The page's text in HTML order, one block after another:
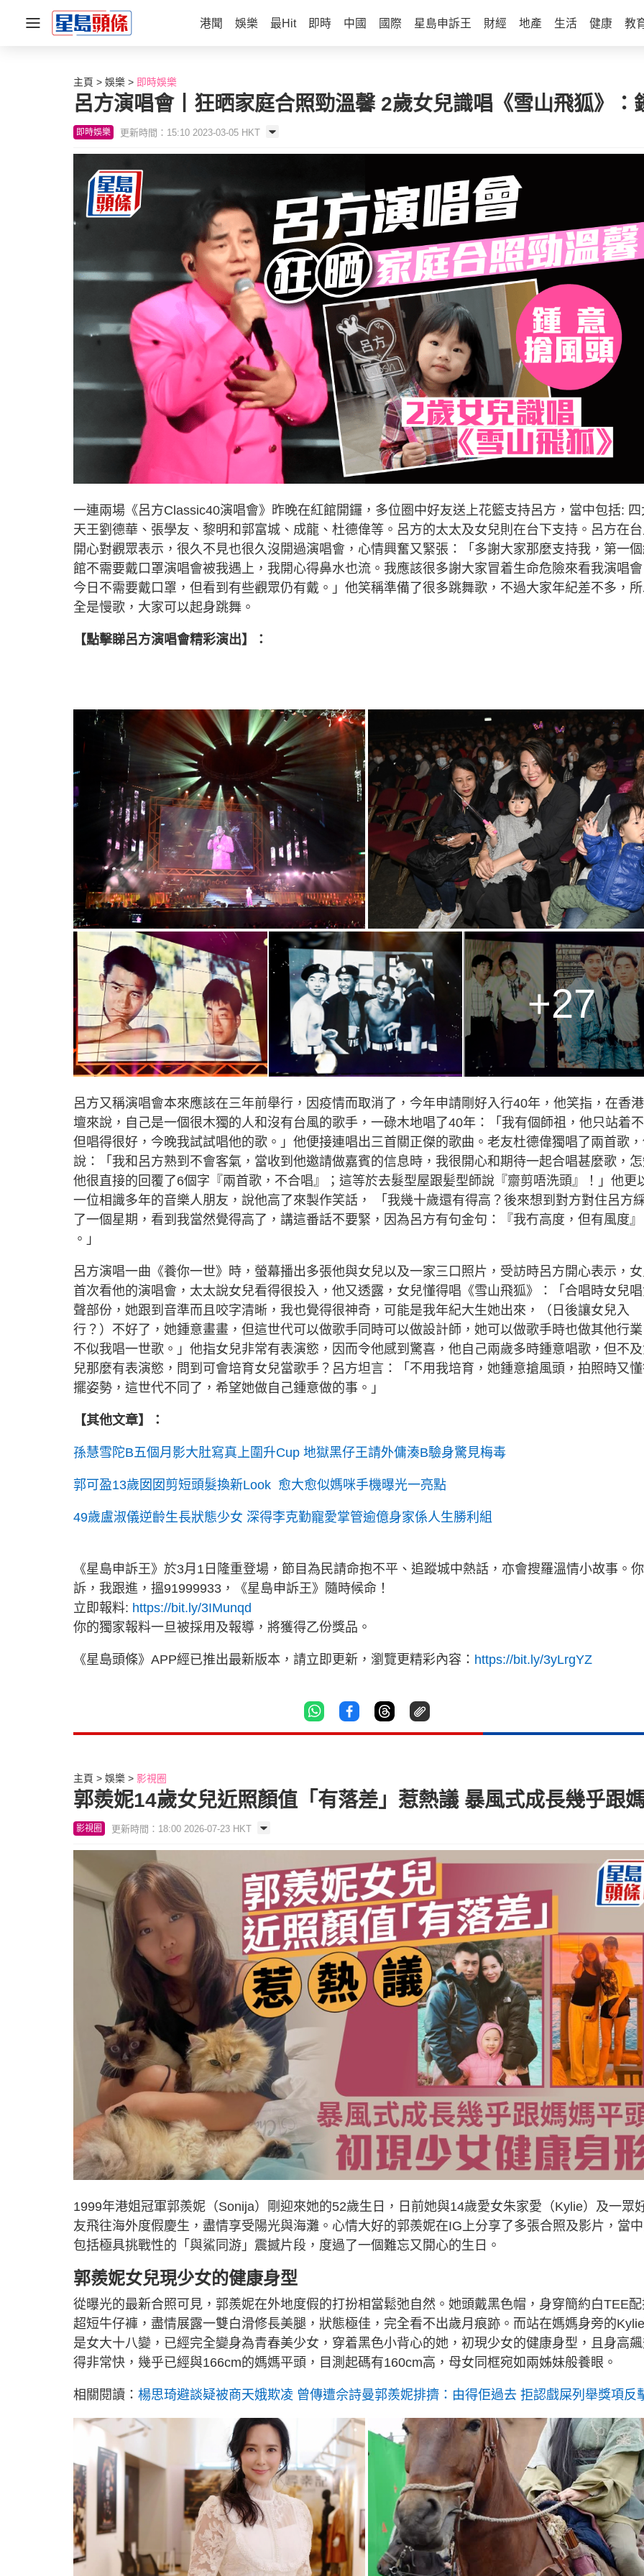
港聞 娛樂 最Hit 即時 中國 國際 星島申訴王 財經 地產 生活 健康 教
主頁 娛樂 即時娛樂
呂方演唱會丨狂晒家庭合照勁溫馨 2歲女兒識唱《雪山飛狐》：
即時娛樂 更新時間：15:10 2023-03-05 HKT
一連兩場《呂方Classic40演唱會》昨晚在紅館開鑼，多位圈中好友送上花籃支持呂方，當中包括: 四
天王劉德華、張學友、黎明和郭富城、成龍、杜德偉等。呂方的太太及女兒則在台下支持。呂方在
開心對觀眾表示，很久不見也很久沒開過演唱會，心情興奮又緊張：「多謝大家那麼支持我，第一
館不需要戴口罩演唱會被我遇上，我開心得鼻水也流。我應該很多謝大家冒着生命危險來看我演唱會
今日不需要戴口罩，但看到有些觀眾仍有戴。」他笑稱準備了很多跳舞歌，不過大家年紀差不多，
全是慢歌，大家可以起身跳舞。
【點擊睇呂方演唱會精彩演出】：
+27
呂方又稱演唱會本來應該在三年前舉行，因疫情而取消了，今年申請剛好入行40年，他笑指，在香
壇來說，自己是一個很木獨的人和沒有台風的歌手，一碌木地唱了40年：「我有個師祖，他只站着
但唱得很好，今晚我試試唱他的歌。」他便接連唱出三首關正傑的歌曲。老友杜德偉獨唱了兩首歌
說：「我和呂方熟到不會客氣，當收到他邀請做嘉賓的信息時，我很開心和期待一起合唱甚麼歌，怎
他很直接的回覆了6個字『兩首歌，不合唱』；這等於去髮型屋跟髪型師說『齋剪唔洗頭』！」他更
一位相識多年的音樂人朋友，說他高了來製作笑話， 「我幾十歲還有得高？後來想到對方對住呂方
了一個星期，看到我當然覺得高了，講這番話不要緊，因為呂方有句金句：『我冇高度，但有風度』
。」
呂方演唱一曲《養你一世》時，螢幕播出多張他與女兒以及一家三口照片，受訪時呂方開心表示，
首次看他的演唱會，太太說女兒看得很投入，他又透露，女兒懂得唱《雪山飛狐》：「合唱時女兒
聲部份，她跟到音準而且咬字清晰，我也覺得很神奇，可能是我年紀大生她出來，（日後讓女兒入
行？）不好了，她鍾意畫畫，但這世代可以做歌手同時可以做設計師，她可以做歌手時也做其他行業
不似我唱一世歌。」他指女兒非常有表演慾，因而令他感到驚喜，他自己兩歲多時鍾意唱歌，但不
兒那麼有表演慾，問到可會培育女兒當歌手？呂方坦言：「不用我培育，她鍾意搶風頭，拍照時又
擺姿勢，這世代不同了，希望她做自己鍾意做的事。」
【其他文章】：
孫慧雪陀B五個月影大肚寫真上圍升Cup 地獄黑仔王請外傭湊B驗身驚見梅毒
郭可盈13歲囡囡剪短頭髮換新Look 愈大愈似媽咪手機曝光一亮點
49歲盧淑儀逆齡生長狀態少女 深得李克勤寵愛掌管逾億身家係人生勝利組
《星島申訴王》於3月1日隆重登場，節目為民請命抱不平、追蹤城中熱話，亦會搜羅溫情小故事。
訴，我跟進，搵91999933，《星島申訴王》隨時候命！
立即報料: https://bit.ly/3IMunqd
你的獨家報料一旦被採用及報導，將獲得乙份獎品。
《星島頭條》APP經已推出最新版本，請立即更新，瀏覽更精彩內容： https://bit.ly/3yLrgYZ
主頁 娛樂 影視圈
郭羨妮14歲女兒近照顏值「有落差」惹熱議 暴風式成長幾乎跟
影視圈 更新時間：18:00 2026-07-23 HKT
1999年港姐冠軍郭羨妮（Sonija）剛迎來她的52歲生日，日前她與14歲愛女朱家愛（Kylie）及一眾
友飛往海外度假慶生，盡情享受陽光與海灘。心情大好的郭羨妮在IG上分享了多張合照及影片，當
包括極具挑戰性的「與鯊同游」震撼片段，度過了一個難忘又開心的生日。
郭羨妮女兒現少女的健康身型
從曝光的最新合照可見，郭羨妮在外地度假的打扮相當鬆弛自然。她頭戴黑色帽，身穿簡約白TEE
超短牛仔褲，盡情展露一雙白滑修長美腿，狀態極佳，完全看不出歲月痕跡。而站在媽媽身旁的
是女大十八變，已經完全變身為青春美少女，穿着黑色小背心的她，初現少女的健康身型，且身高
得非常快，幾乎已經與166cm的媽媽平頭，目測起碼有160cm高，母女同框宛如兩姊妹般養眼。
相關閱讀： 楊思琦避談疑被商天娥欺凌 曾傳遭佘詩曼郭羨妮排擠：由得佢過去 拒認戲屎列舉獎項反